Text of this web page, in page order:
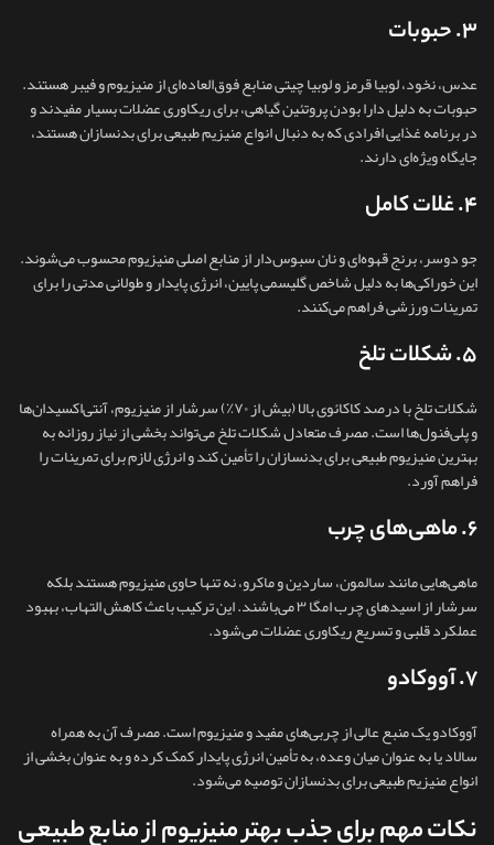
۳. حبوبات
عدس، نخود، لوبیا قرمز و لوبیا چیتی منابع فوق‌العاده‌ای از منیزیوم و فیبر هستند.
حبوبات به دلیل دارا بودن پروتئین گیاهی، برای ریکاوری عضلات بسیار مفیدند و
در برنامه غذایی افرادی که به دنبال انواع منیزیم طبیعی برای بدنسازان هستند،
جایگاه ویژه‌ای دارند.
۴. غلات کامل
جو دوسر، برنج قهوه‌ای و نان سبوس‌دار از منابع اصلی منیزیوم محسوب می‌شوند.
این خوراکی‌ها به دلیل شاخص گلیسمی پایین، انرژی پایدار و طولانی‌ مدتی را برای
تمرینات ورزشی فراهم می‌کنند.
۵. شکلات تلخ
شکلات تلخ با درصد کاکائوی بالا (بیش از ۷۰٪) سرشار از منیزیوم، آنتی‌اکسیدان‌ها
و پلی‌فنول‌ها است. مصرف متعادل شکلات تلخ می‌تواند بخشی از نیاز روزانه به
بهترین منیزیوم طبیعی برای بدنسازان را تأمین کند و انرژی لازم برای تمرینات را
فراهم آورد.
۶. ماهی‌های چرب
ماهی‌هایی مانند سالمون، ساردین و ماکرو، نه تنها حاوی منیزیوم هستند بلکه
سرشار از اسیدهای چرب امگا ۳ می‌باشند. این ترکیب باعث کاهش التهاب، بهبود
عملکرد قلبی و تسریع ریکاوری عضلات می‌شود.
۷. آووکادو
آووکادو یک منبع عالی از چربی‌های مفید و منیزیوم است. مصرف آن به همراه
سالاد یا به عنوان میان‌ وعده، به تأمین انرژی پایدار کمک کرده و به عنوان بخشی از
انواع منیزیم طبیعی برای بدنسازان توصیه می‌شود.
نکات مهم برای جذب بهتر منیزیوم از منابع طبیعی